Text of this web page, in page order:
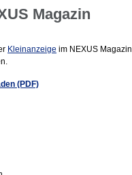
Magazin
Kleinanzeige im NEXUS Magazin
(PDF)